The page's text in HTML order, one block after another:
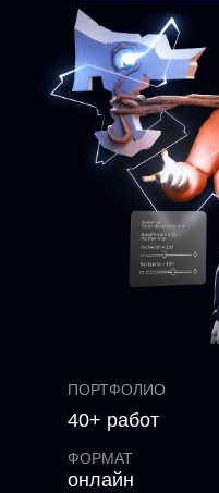
40+ работ
ПОРТФОЛИО
онлайн
ФОРМАТ